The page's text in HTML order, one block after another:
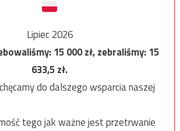
Lipiec 2026
15 000zł, zebraliśmy:15
633,5zł.
do dalszego wsparcia naszej
tego jak ważne jest przetrwanie